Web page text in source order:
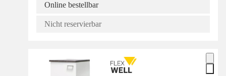
Online bestellbar
Nicht reservierbar